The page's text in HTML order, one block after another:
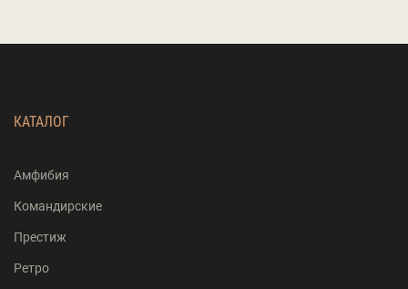
КАТАЛОГ
Амфибия
Командирские
Престиж
Ретро